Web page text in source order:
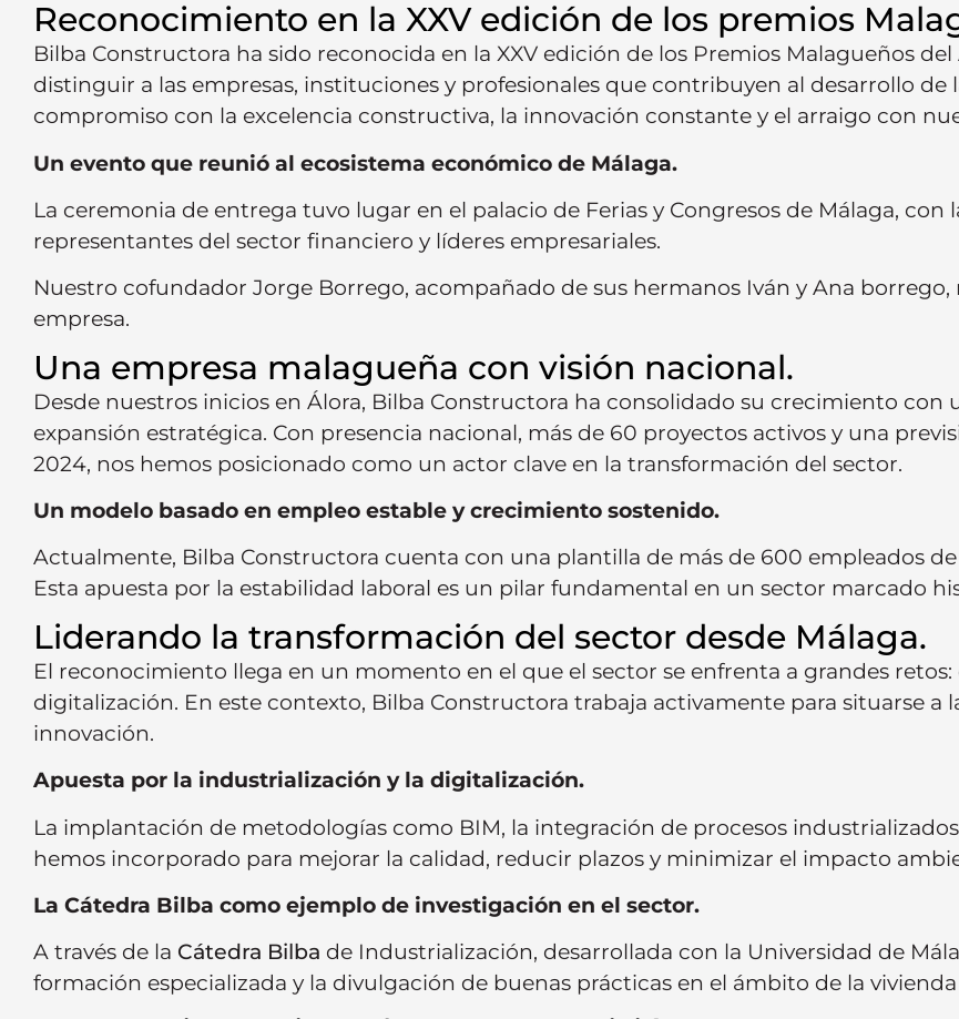
Reconocimiento en la XXV edición de los premios
Bilba Constructora ha sido reconocida en la XXV edición de los Premios Malagueños
distinguir a las empresas, instituciones y profesionales que contribuyen al desarrollo
compromiso con la excelencia constructiva, la innovación constante y el arraigo con
Un evento que reunió al ecosistema económico de Málaga.
La ceremonia de entrega tuvo lugar en el palacio de Ferias y Congresos de Málaga,
representantes del sector financiero y líderes empresariales.
Nuestro cofundador Jorge Borrego, acompañado de sus hermanos Iván y Ana
empresa.
Una empresa malagueña con visión nacional.
Desde nuestros inicios en Álora, Bilba Constructora ha consolidado su crecimiento
expansión estratégica. Con presencia nacional, más de 60 proyectos activos y una
2024, nos hemos posicionado como un actor clave en la transformación del sector.
Un modelo basado en empleo estable y crecimiento sostenido.
Actualmente, Bilba Constructora cuenta con una plantilla de más de 600 empleados
Esta apuesta por la estabilidad laboral es un pilar fundamental en un sector marcado
Liderando la transformación del sector desde Málaga.
El reconocimiento llega en un momento en el que el sector se enfrenta a grandes
digitalización. En este contexto, Bilba Constructora trabaja activamente para situarse a
innovación.
Apuesta por la industrialización y la digitalización.
La implantación de metodologías como BIM, la integración de procesos
hemos incorporado para mejorar la calidad, reducir plazos y minimizar el impacto
La Cátedra Bilba como ejemplo de investigación en el sector.
A través de la Cátedra Bilba de Industrialización, desarrollada con la Universidad de
formación especializada y la divulgación de buenas prácticas en el ámbito de la